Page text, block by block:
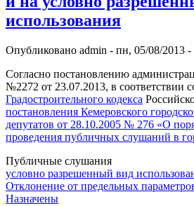
использования
Опубликовано admin - пн, 05/08/2013 -
Согласно постановлению
№2272 от 23.07.2013, в соответствии
Градостроительного кодекса
постановления Кемеровского
депутатов от 28.10.2005 № 276 «О
проведения публичных слушаний в
Публичные слушания
условно разрешенный вид
Отклонение от предельных
Назначены